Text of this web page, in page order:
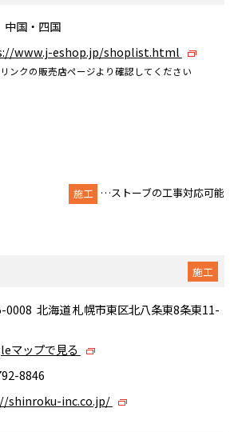
国・四国
www.j-eshop.jp/shoplist.html
ンクの販売店ページより確認してください
施工 …ストーブの工事対応可能
施工
0008 北海道 札幌市東区北八条東8条東11-
マップで見る
8846
shinroku-inc.co.jp/